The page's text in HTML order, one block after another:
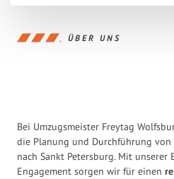
ÜBER UNS
Bei Umzugsmeister Freytag
die Planung und Durchführung von
nach Sankt Petersburg. Mit unserer
Engagement sorgen wir für einen